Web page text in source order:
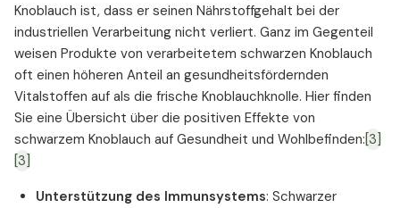
Knoblauch ist, dass er seinen Nährstoffgehalt bei der
industriellen Verarbeitung nicht verliert. Ganz im Gegenteil
weisen Produkte von verarbeitetem schwarzen Knoblauch
oft einen höheren Anteil an gesundheitsfördernden
Vitalstoffen auf als die frische Knoblauchknolle. Hier finden
Sie eine Übersicht über die positiven Effekte von
schwarzem Knoblauch auf Gesundheit und Wohlbefinden: [3]
[3]
Unterstützung des Immunsystems: Schwarzer